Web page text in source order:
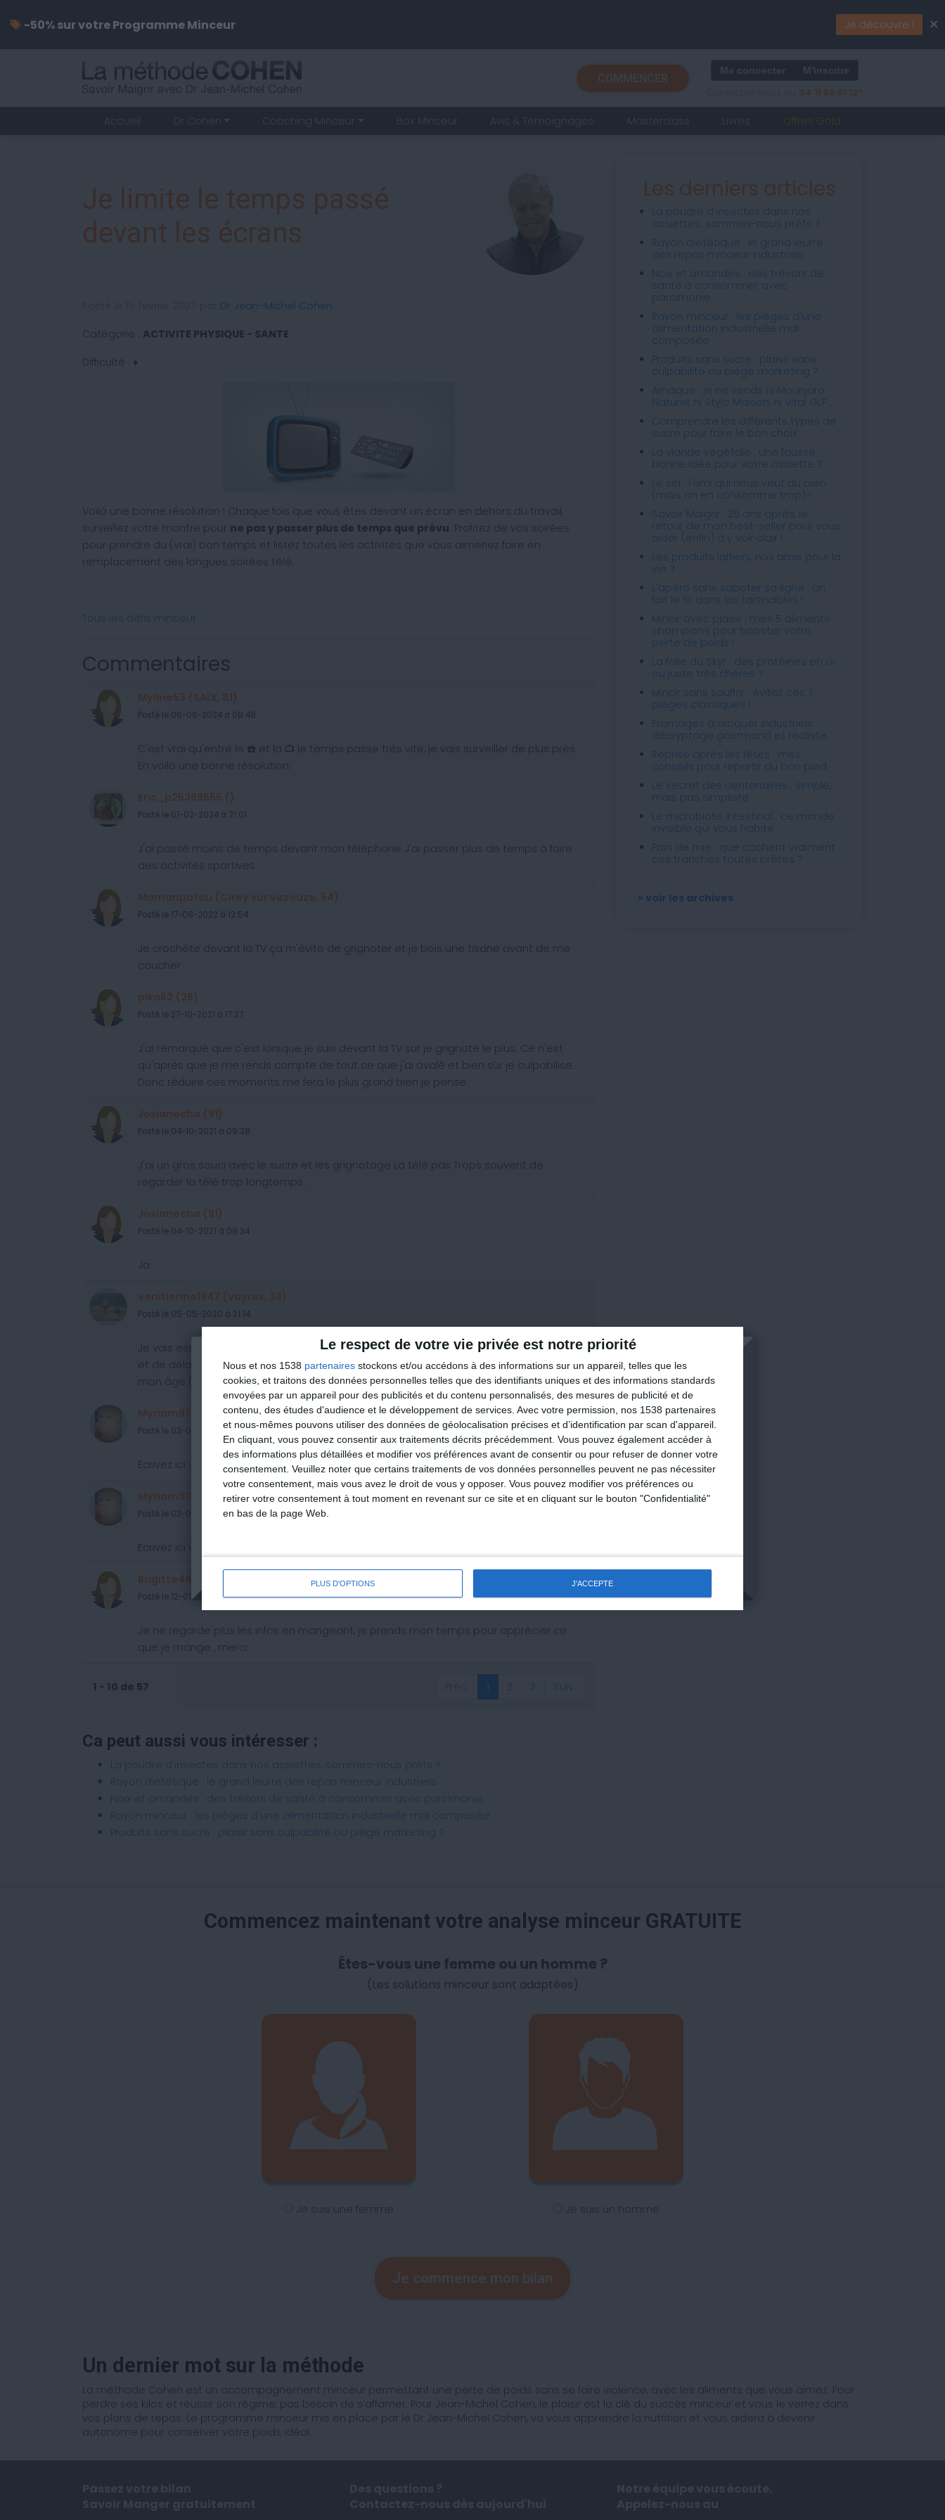
Le respect de votre vie privée est notre priorité
Nous et nos 1538 partenaires stockons et/ou accédons à des informations sur un appareil, telles que les
cookies, et traitons des données personnelles telles que des identifiants uniques et des informations standards
envoyées par un appareil pour des publicités et du contenu personnalisés, des mesures de publicité et de
contenu, des études d'audience et le développement de services. Avec votre permission, nos 1538 partenaires
et nous-mêmes pouvons utiliser des données de géolocalisation précises et d’identification par scan d'appareil.
En cliquant, vous pouvez consentir aux traitements décrits précédemment. Vous pouvez également accéder à
des informations plus détaillées et modifier vos préférences avant de consentir ou pour refuser de donner votre
consentement. Veuillez noter que certains traitements de vos données personnelles peuvent ne pas nécessiter
votre consentement, mais vous avez le droit de vous y opposer. Vous pouvez modifier vos préférences ou
retirer votre consentement à tout moment en revenant sur ce site et en cliquant sur le bouton "Confidentialité"
en bas de la page Web.
PLUS D'OPTIONS J'ACCEPTE
COMMENCER
04 11 88 01 12*
Je limite le temps passé
devant les écrans
Dr Jean-Michel Cohen
Catégorie : ACTIVITE PHYSIQUE - SANTE
Difficulté : ♦
Voilà une bonne résolution ! Chaque fois que vous êtes devant un écran en dehors du travail,
surveillez votre montre pour ne pas y passer plus de temps que prévu . Profitez de vos soirées
pour prendre du (vrai) bon temps et listez toutes les activités que vous aimeriez faire en
remplacement des longues soirées télé.
Tous les défis minceur
Commentaires
Myline53 (SAÏX, 81)
Posté le 06-06-2024 à 08:48
C'est vrai qu'entre le ☎️ et la 📺 le temps passe très vite, je vais surveiller de plus près.
En voilà une bonne résolution.
Eric_p25369555 ()
Posté le 01-02-2024 à 21:01
J'ai passé moins de temps devant mon téléphone J'ai passer plus de temps à faire
des activités sportives
Mamanpatou (Cirey sur vezouze, 54)
Posté le 17-08-2022 à 12:54
Je crochète devant la TV ça m'évite de grignoter et je bois une tisane avant de me
coucher
pika62 (26)
Posté le 27-10-2021 à 17:27
J'ai remarqué que c'est lorsque je suis devant la TV sur je grignote le plus. Ce n'est
qu'après que je me rends compte de tout ce que j'ai avalé et bien sûr je culpabilise.
Donc réduire ces moments me fera le plus grand bien je pense.
Josianecha (91)
Posté le 04-10-2021 à 09:38
J'ai un gros souci avec le sucre et les grignotage La télé pas Trops souvent de
regarder la télé trop longtemps .
Josianecha (91)
Posté le 04-10-2021 à 09:34
Ja
venitienne1947 (vayres, 33)
Posté le 05-05-2020 à 21:14
Je vais essayer dés ce soir de lâcher mon pc après avoir rempli mon carnet minceur,
et de délaisser pendant un temps mon jeu de ferme !!!!! je suis restée gamine malgré
mon âge ( 73 ans )
Myriam97425 (Les avirons, 97)
Posté le 03-03-2020 à 16:35
Ecrivez ici vos commentaires.je regarde un film ou une série à la tv après avoir dîné.......
Myriam97425 (Les avirons, 97)
Posté le 03-03-2020 à 16:35
Ecrivez ici vos commentaires.je regarde un film ou une série à la tv après avoir dîné.......
Brigitte449 (Nantes, 44)
Posté le 12-01-2020 à 15:04
Je ne regarde plus les infos en mangeant, je prends mon temps pour apprécier ce
que je mange , merci
1 - 10 de 57
1
2 3 Suiv.
Ca peut aussi vous intéresser :
La poudre d'insectes dans nos assiettes: sommes-nous prêts ?
Rayon diététique : le grand leurre des repas minceur industriels
Noix et amandes : des trésors de santé à consommer avec parcimonie
Rayon minceur : les pièges d'une alimentation industrielle mal composée
Produits sans sucre : plaisir sans culpabilité ou piège marketing ?
Les derniers articles
La poudre d'insectes dans nos
assiettes: sommes-nous prêts ?
Rayon diététique : le grand leurre
des repas minceur industriels
Noix et amandes : des trésors de
santé à consommer avec
parcimonie
Rayon minceur : les pièges d'une
alimentation industrielle mal
composée
Produits sans sucre : plaisir sans
culpabilité ou piège marketing ?
Arnaque : je ne vends ni Mounjaro
Naturel, ni Stylo Maison, ni Vital GLP...
Comprendre les différents types de
sucre pour faire le bon choix.
La viande végétale : une fausse
bonne idée pour votre assiette ?
Le sel : l'ami qui nous veut du bien
(mais on en consomme trop) !
Savoir Maigrir : 25 ans après, le
retour de mon best-seller pour vous
aider (enfin) à y voir clair !
Les produits laitiers, nos amis pour la
vie ?
L'apéro sans saboter sa ligne : on
fait le tri dans les tartinables !
Mincir avec plaisir : mes 5 aliments
champions pour booster votre
perte de poids !
La folie du Skyr : des protéines en or
ou juste très chères ?
Mincir sans souffrir : évitez ces 7
pièges classiques !
Fromages à croquer industriels :
décryptage gourmand et réaliste
Reprise après les fêtes : mes
conseils pour repartir du bon pied
Le secret des centenaires : simple,
mais pas simpliste
Le microbiote intestinal : ce monde
invisible qui vous habite
Pain de mie : que cachent vraiment
ces tranches toutes prêtes ?
» voir les archives
Commencez maintenant votre analyse minceur GRATUITE
Êtes-vous une femme ou un homme ?
(Les solutions minceur sont adaptées)
Je suis une femme Je suis un homme
Je commence mon bilan
Un dernier mot sur la méthode
La méthode Cohen est un accompagnement minceur permettant une perte de poids sans se faire violence, avec les aliments que vous aimez. Pour
perdre ses kilos et réussir son régime, pas besoin de s’affamer. Pour Jean-Michel Cohen, le plaisir est la clé du succès minceur et vous le verrez dans
vos plans de repas. Le programme minceur mis en place par le Dr Jean-Michel Cohen, va vous apprendre la nutrition et vous aidera à devenir
autonome pour conserver votre poids idéal.
-50% sur votre Programme Minceur Je découvre ! ×
Perdre 3 kilos en 7 jours ?
C'est possible !